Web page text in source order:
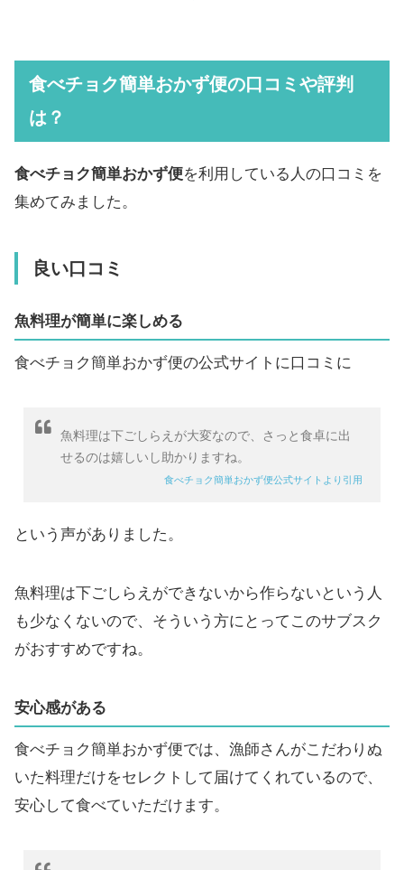
食べチョク簡単おかず便の口コミや評判
は？
食べチョク簡単おかず便を利用している人の口コミを
集めてみました。
良い口コミ
魚料理が簡単に楽しめる
食べチョク簡単おかず便の公式サイトに口コミに
魚料理は下ごしらえが大変なので、さっと食卓に出
せるのは嬉しいし助かりますね。
食べチョク簡単おかず便公式サイトより引用
という声がありました。
魚料理は下ごしらえができないから作らないという人
も少なくないので、そういう方にとってこのサブスク
がおすすめですね。
安心感がある
食べチョク簡単おかず便では、漁師さんがこだわりぬ
いた料理だけをセレクトして届けてくれているので、
安心して食べていただけます。